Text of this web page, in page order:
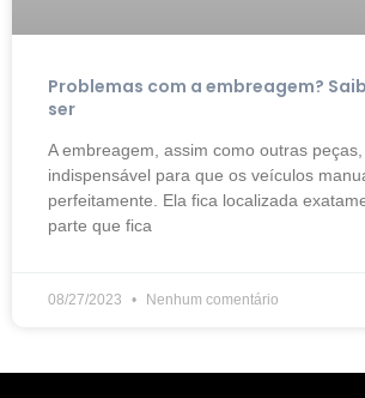
Problemas com a embreagem?
ser
A embreagem, assim como outras
indispensável para que os veículos
perfeitamente. Ela fica localizada
parte que fica
08/27/2023 Nenhum comentário